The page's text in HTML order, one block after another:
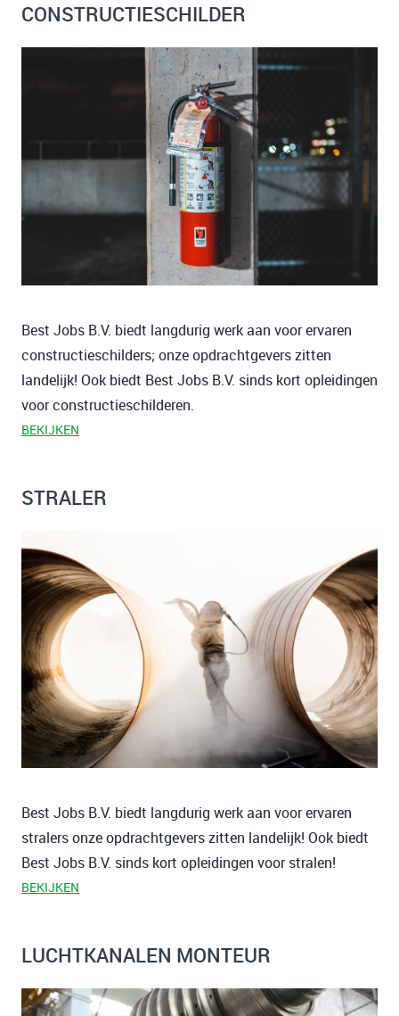
CONSTRUCTIESCHILDER
Best Jobs B.V. biedt langdurig werk aan voor ervaren
constructieschilders; onze opdrachtgevers zitten
landelijk! Ook biedt Best Jobs B.V. sinds kort opleidingen
voor constructieschilderen.
BEKIJKEN
STRALER
Best Jobs B.V. biedt langdurig werk aan voor ervaren
stralers onze opdrachtgevers zitten landelijk! Ook biedt
Best Jobs B.V. sinds kort opleidingen voor stralen!
BEKIJKEN
LUCHTKANALEN MONTEUR